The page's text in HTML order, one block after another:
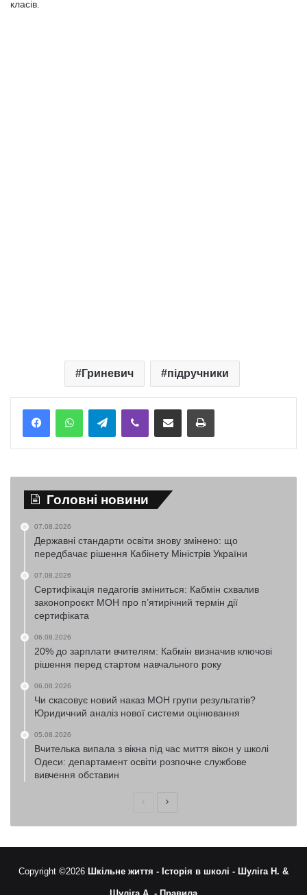
класів.
Гриневич підручники
TelegramViber Надіслати електронною поштоюНадрукувати
Головні новини
07.08.2026
Державні стандарти освіти знову змінено: що
передбачає рішення Кабінету Міністрів України
07.08.2026
Сертифікація педагогів зміниться: Кабмін схвалив
законопроєкт МОН про п’ятирічний термін дії
сертифіката
06.08.2026
20% до зарплати вчителям: Кабмін визначив ключові
рішення перед стартом навчального року
06.08.2026
Чи скасовує новий наказ МОН групи результатів?
Юридичний аналіз нової системи оцінювання
05.08.2026
Вчителька випала з вікна під час миття вікон у школі
Одеси: департамент освіти розпочне службове
вивчення обставин
ПопередняНаступна
Copyright ©2026 Шкільне життя - Історія в школі - Шуліга Н. &